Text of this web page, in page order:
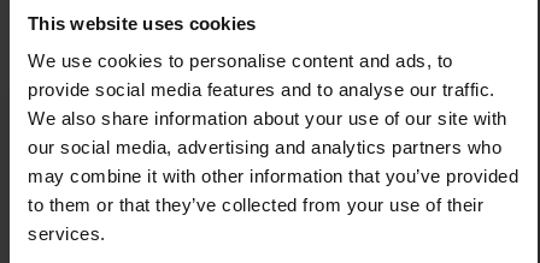
This website uses cookies
We use cookies to personalise content and ads, to
provide social media features and to analyse our traffic.
We also share information about your use of our site with
our social media, advertising and analytics partners who
may combine it with other information that you’ve provided
to them or that they’ve collected from your use of their
services.
Formules flexibles
Choisissez parmi plusieurs forfaits de
données abordables pour République